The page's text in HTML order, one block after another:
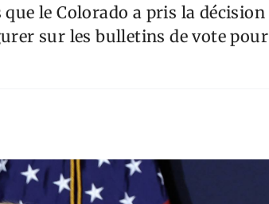
le Colorado a pris la décision
sur les bulletins de vote pour